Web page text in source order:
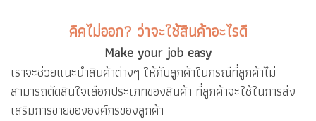
คิคไม่ออก? ว่าจะใช้สินค้าอะไรดี
Make your job easy
เราจะช่วยแนะนำสินค้าต่างๆ ให้กับลูกค้าในกรณีที่ลูกค้าไม่
สามารถตัดสินใจเลือกประเภทของสินค้า ที่ลูกค้าจะใช้ในการส่ง
เสริมการขายขององค์กรของลูกค้า